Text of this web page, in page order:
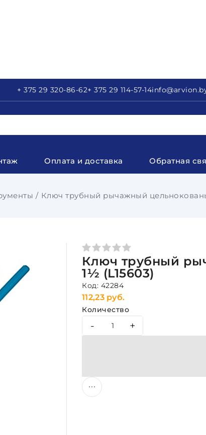
+ 375 29 320-86-62+ 375 29 114-57-14info
Оплата и доставка Обратная
Ключ трубный рычажный
Ключ трубный
1½ (L15603)
Код: 42284
112,23 руб.
Количество
- +